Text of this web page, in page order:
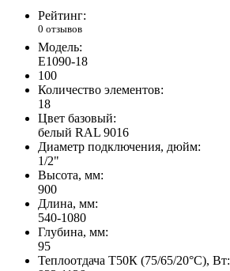
Рейтинг:
0 отзывов
Модель:
E1090-18
100
Количество элементов:
18
Цвет базовый:
белый RAL 9016
Диаметр подключения, дюйм:
1/2"
Высота, мм:
900
Длина, мм:
540-1080
Глубина, мм:
95
Теплоотдача Т50К (75/65/20°C), Вт: